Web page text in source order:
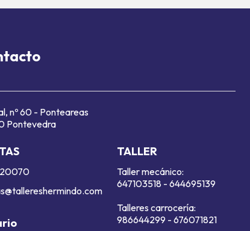
nº 60 - Ponteareas
Pontevedra
TALLER
Taller mecánico:
647103518 - 644695139
Talleres carrocería:
986644299 - 676071821